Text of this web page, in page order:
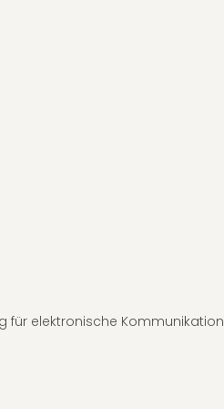
für elektronische Kommunikation